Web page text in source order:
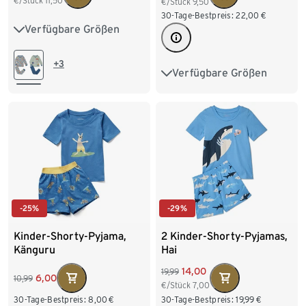
Verfügbare Größen
86/92 98/104
110/116 +3
30-Tage-Bestpreis: 22,00 €
Verfügbare Größen
122/128 134/140
158/164
170/176
-25%
Kinder-Shorty-Pyjama,
Känguru
10,99 6,00
30-Tage-Bestpreis: 8,00 €
-29%
2 Kinder-Shorty-Pyjamas,
Hai
19,99 14,00
€/Stück 7,00
30-Tage-Bestpreis: 19,99 €